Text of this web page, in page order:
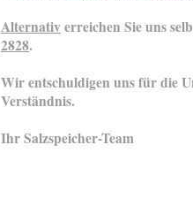
Alternativerreichen Sie uns
2828.
Wir entschuldigen uns für die
Verständnis.
Ihr Salzspeicher-Team